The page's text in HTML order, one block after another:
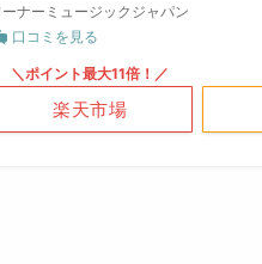
ーナーミュージックジャパン
口コミを見る
＼ポイント最大11倍！／
楽天市場